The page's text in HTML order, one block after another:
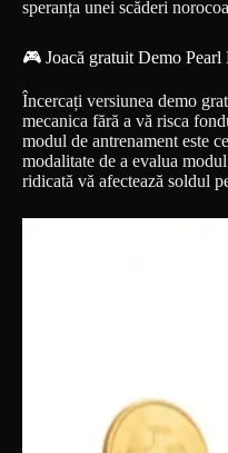
speranța unei scăderi
🎮 Joacă gratuit Demo Pearl
Încercați versiunea demo
mecanica fără a vă risca
modul de antrenament este
modalitate de a evalua
ridicată vă afectează soldul